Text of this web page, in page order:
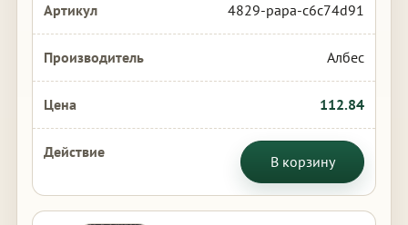
4829-papa-c6c74d91
Албес
112.84
В корзину